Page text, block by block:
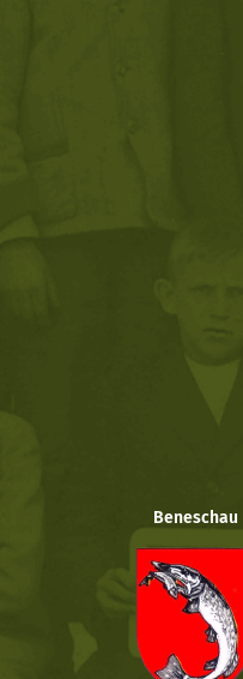
Beneschau